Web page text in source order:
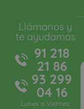
Llámanos y
te ayudamos
91 218
21 86
93 299
04 16
Lunes a Viernes: